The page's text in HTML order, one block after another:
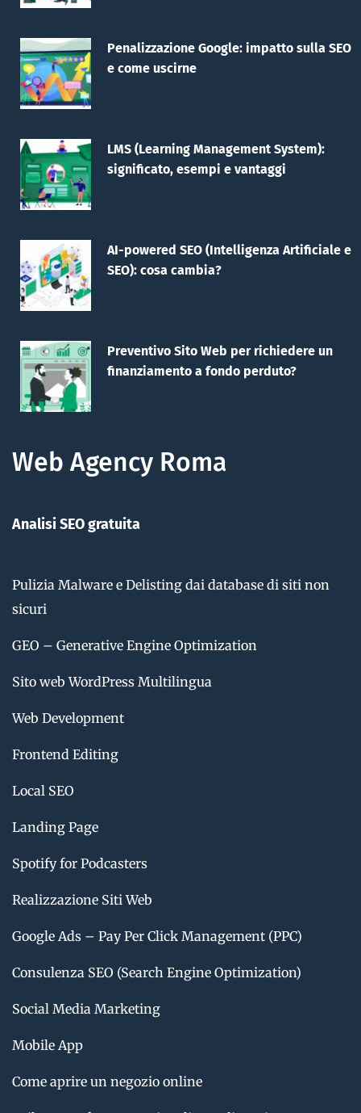
Penalizzazione Google: impatto sulla SEO
e come uscirne
LMS (Learning Management System):
significato, esempi e vantaggi
AI-powered SEO (Intelligenza Artificiale e
SEO): cosa cambia?
Preventivo Sito Web per richiedere un
finanziamento a fondo perduto?
Web Agency Roma
Analisi SEO gratuita
Pulizia Malware e Delisting dai database di siti non
sicuri
GEO – Generative Engine Optimization
Sito web WordPress Multilingua
Web Development
Frontend Editing
Local SEO
Landing Page
Spotify for Podcasters
Realizzazione Siti Web
Google Ads – Pay Per Click Management (PPC)
Consulenza SEO (Search Engine Optimization)
Social Media Marketing
Mobile App
Come aprire un negozio online